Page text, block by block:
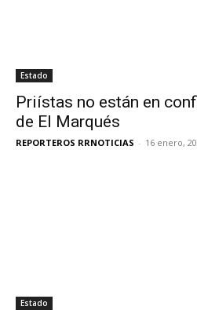
Estado
Priístas no están en
de El Marqués
REPORTEROS RRNOTICIAS - 16 enero,
Estado